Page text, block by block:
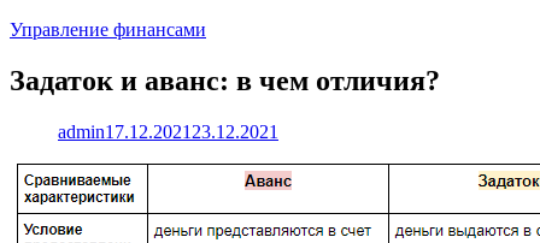
Управление финансами
Задаток и аванс: в чем отличия?
admin17.12.2021 23.12.2021